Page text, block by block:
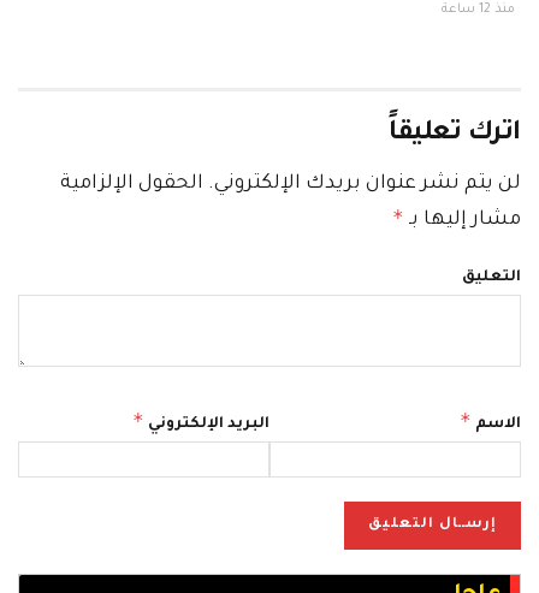
منذ 12 ساعة
اترك تعليقاً
لن يتم نشر عنوان بريدك الإلكتروني. الحقول الإلزامية
مشار إليها بـ *
التعليق
الاسم * البريد الإلكتروني *